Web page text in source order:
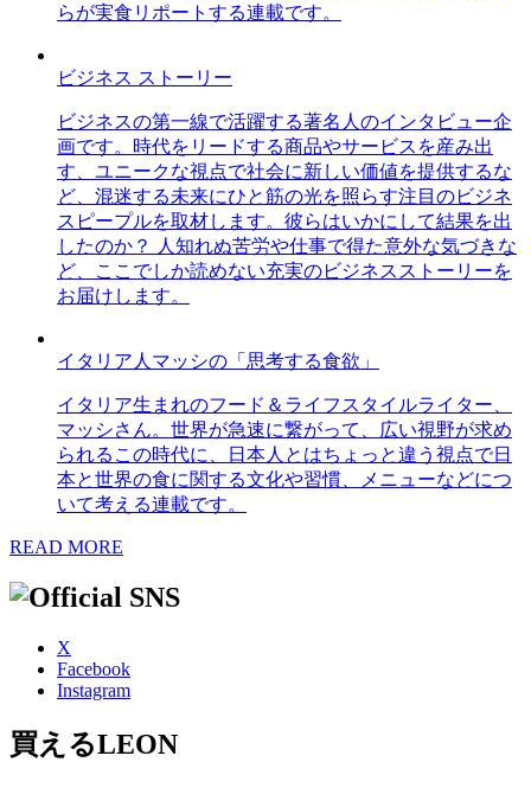
らが実食リポートする連載です。
ビジネス ストーリー
ビジネスの第一線で活躍する著名人のインタビュー企
画です。時代をリードする商品やサービスを産み出
す、ユニークな視点で社会に新しい価値を提供するな
ど、混迷する未来にひと筋の光を照らす注目のビジネ
スピープルを取材します。彼らはいかにして結果を出
したのか？ 人知れぬ苦労や仕事で得た意外な気づきな
ど、ここでしか読めない充実のビジネスストーリーを
お届けします。
イタリア人マッシの「思考する食欲」
イタリア生まれのフード＆ライフスタイルライター、
マッシさん。世界が急速に繋がって、広い視野が求め
られるこの時代に、日本人とはちょっと違う視点で日
本と世界の食に関する文化や習慣、メニューなどにつ
いて考える連載です。
READ MORE
X
Facebook
Instagram
買えるLEON